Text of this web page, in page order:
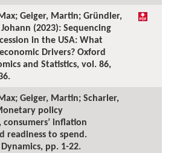
Geiger, Martin; Gründler,
(2023): Sequencing
in the USA: What
Drivers? Oxford
and Statistics, vol. 86,
Geiger, Martin; Scharler,
policy
inflation
readiness to spend.
pp. 1-22.